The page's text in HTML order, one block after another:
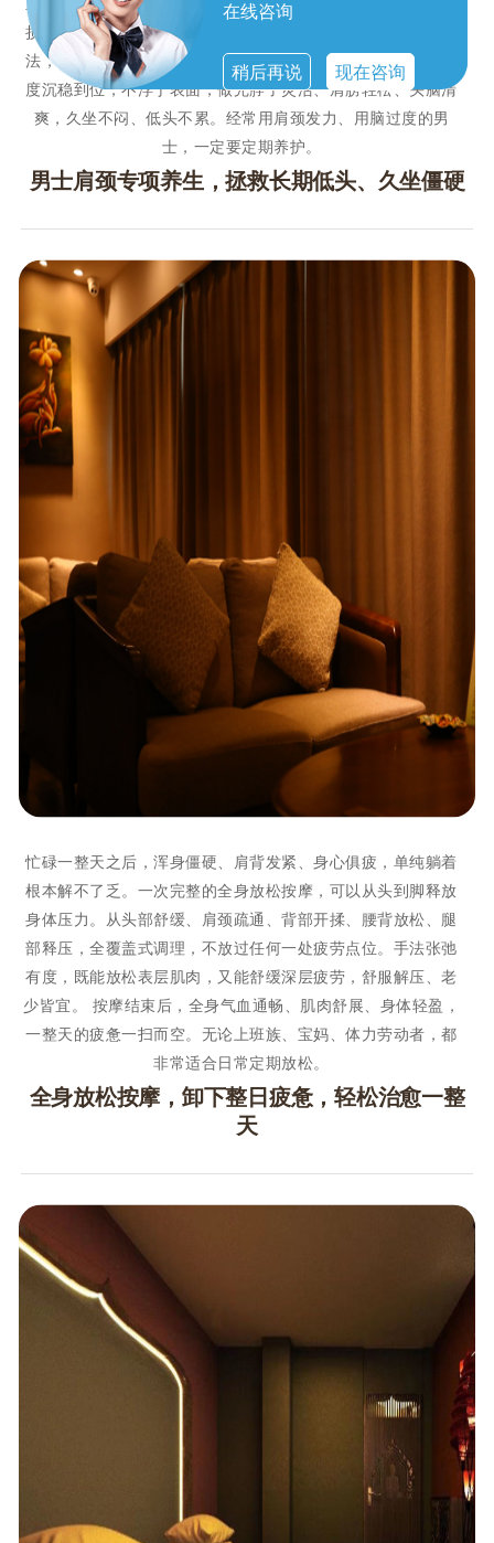
在线咨询
稍后再说 现在咨询
损更深的特点，采用深层舒缓、筋膜松解、经络疏通的组合手
法，精准化开肩颈结节、放松斜方肌紧张、疏通肩背气血。力
度沉稳到位，不浮于表面，做完脖子灵活、肩膀轻松、头脑清
爽，久坐不闷、低头不累。经常用肩颈发力、用脑过度的男
士，一定要定期养护。
男士肩颈专项养生，拯救长期低头、久坐僵硬
忙碌一整天之后，浑身僵硬、肩背发紧、身心俱疲，单纯躺着
根本解不了乏。一次完整的全身放松按摩，可以从头到脚释放
身体压力。从头部舒缓、肩颈疏通、背部开揉、腰背放松、腿
部释压，全覆盖式调理，不放过任何一处疲劳点位。手法张弛
有度，既能放松表层肌肉，又能舒缓深层疲劳，舒服解压、老
少皆宜。 按摩结束后，全身气血通畅、肌肉舒展、身体轻盈，
一整天的疲惫一扫而空。无论上班族、宝妈、体力劳动者，都
非常适合日常定期放松。
全身放松按摩，卸下整日疲惫，轻松治愈一整
天